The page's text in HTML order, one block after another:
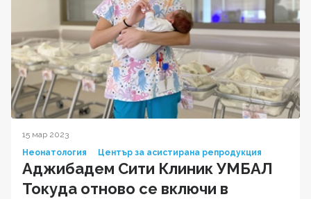
15 мар 2023
Неонатология
Център за асистирана репродукция
Аджибадем Сити Клиник УМБАЛ
Токуда отново се включи в